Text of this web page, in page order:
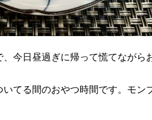
今日昼過ぎに帰って慌てながら
てる間のおやつ時間です。モン